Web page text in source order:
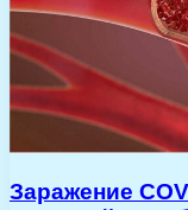
Заражение